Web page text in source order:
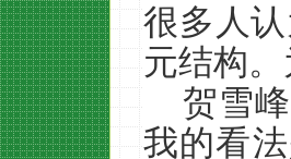
很多人
元结构
贺雪
我的看